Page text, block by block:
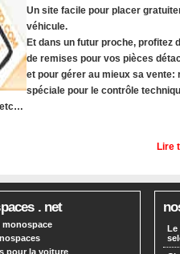
Un site facile pour placer
véhicule.
Et dans un futur proche, profitez
de remises pour vos pièces
et pour gérer au mieux sa
spéciale pour le contrôle
etc…
Lire
. net
monospace
pour la voiture
Le